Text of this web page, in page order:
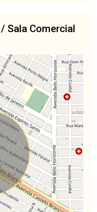
Sala Comercial